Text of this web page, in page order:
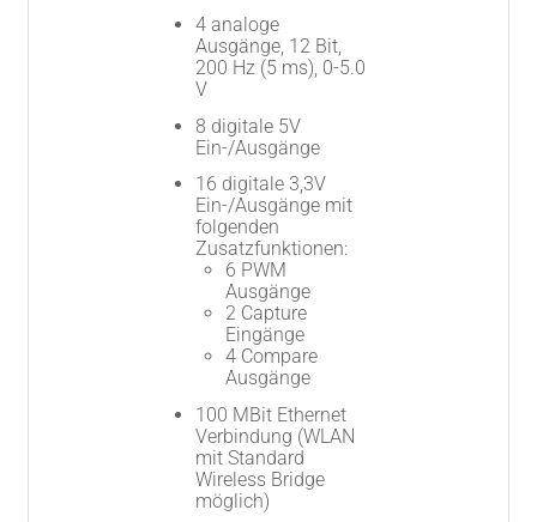
4 analoge
Ausgänge, 12 Bit,
200 Hz (5 ms), 0-5.0
V
8 digitale 5V
Ein-/Ausgänge
16 digitale 3,3V
Ein-/Ausgänge mit
folgenden
Zusatzfunktionen:
6 PWM
Ausgänge
2 Capture
Eingänge
4 Compare
Ausgänge
100 MBit Ethernet
Verbindung (WLAN
mit Standard
Wireless Bridge
möglich)